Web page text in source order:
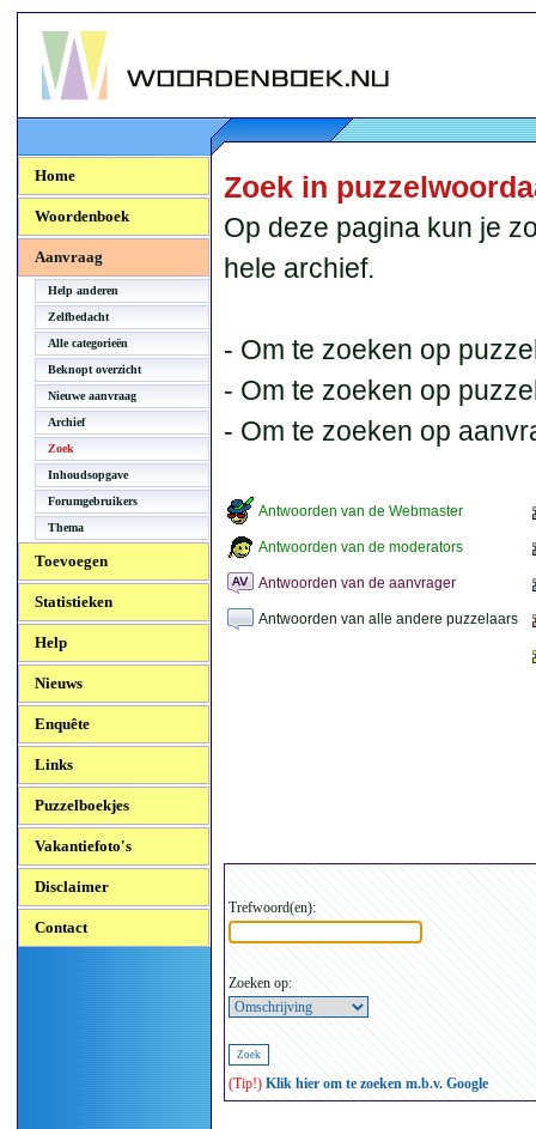
Woordenboek.NU
Home
Woordenboek
Aanvraag
Help anderen
Zelfbedacht
Alle categorieën
Beknopt overzicht
Nieuwe aanvraag
Archief
Zoek
Inhoudsopgave
Forumgebruikers
Thema
Toevoegen
Statistieken
Help
Nieuws
Enquête
Links
Puzzelboekjes
Vakantiefoto's
Disclaimer
Contact
Zoek in
Op deze pagina kun je
hele archief.
- Om te zoeken op
- Om te zoeken op
- Om te zoeken op
Antwoorden van de Webmaster
Antwoorden van de moderators
Antwoorden van de aanvrager
Antwoorden van alle andere puzzelaars
Trefwoord(en):
Zoeken op:
(Tip!) Klik hier om te zoeken m.b.v. Google